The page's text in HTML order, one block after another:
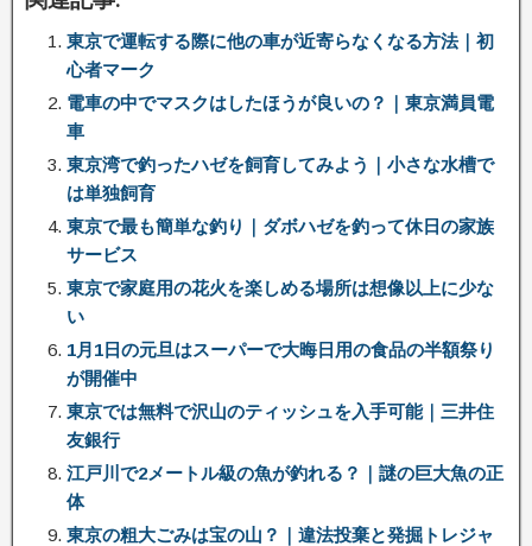
東京で運転する際に他の車が近寄らなくなる方法｜初
心者マーク
電車の中でマスクはしたほうが良いの？｜東京満員電
車
東京湾で釣ったハゼを飼育してみよう｜小さな水槽で
は単独飼育
東京で最も簡単な釣り｜ダボハゼを釣って休日の家族
サービス
東京で家庭用の花火を楽しめる場所は想像以上に少な
い
1月1日の元旦はスーパーで大晦日用の食品の半額祭り
が開催中
東京では無料で沢山のティッシュを入手可能｜三井住
友銀行
江戸川で2メートル級の魚が釣れる？｜謎の巨大魚の正
体
東京の粗大ごみは宝の山？｜違法投棄と発掘トレジャ